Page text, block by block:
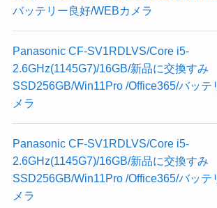
バッテリー良好/WEBカメラ
Panasonic CF-SV1RDLVS/Core i5-
2.6GHz(1145G7)/16GB/新品に交換すみ
SSD256GB/Win11Pro /Office365/バッテ
メラ
Panasonic CF-SV1RDLVS/Core i5-
2.6GHz(1145G7)/16GB/新品に交換すみ
SSD256GB/Win11Pro /Office365/バッテ
メラ